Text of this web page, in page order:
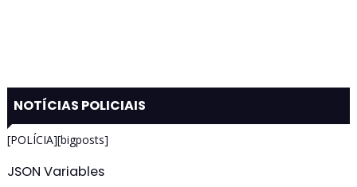
NOTÍCIAS POLICIAIS
[POLÍCIA][bigposts]
JSON Variables